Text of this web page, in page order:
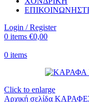
Login / Register
0 items €0,00
0 items
Click to enlarge
Αρχική σελίδα